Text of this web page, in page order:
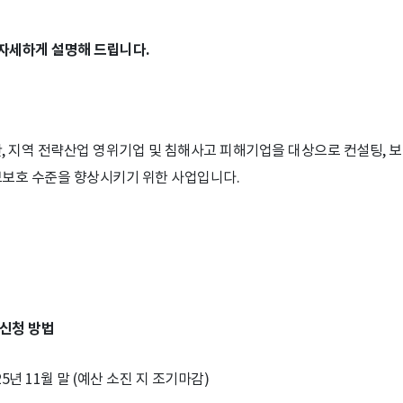
세하게 설명해 드립니다.
역 전략산업 영위기업 및 침해사고 피해기업을 대상으로 컨설팅,
호 수준을 향상시키기 위한 사업입니다.
청 방법
년 11월 말 (예산 소진 지 조기마감)